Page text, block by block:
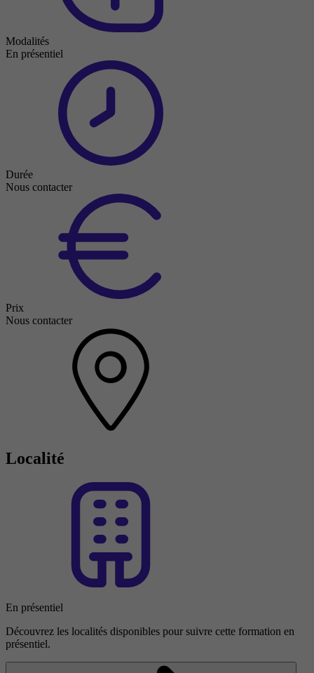
Modalités
En présentiel
Durée
Nous contacter
Prix
Nous contacter
Localité
En présentiel
Découvrez les localités disponibles pour suivre cette formation en
présentiel.